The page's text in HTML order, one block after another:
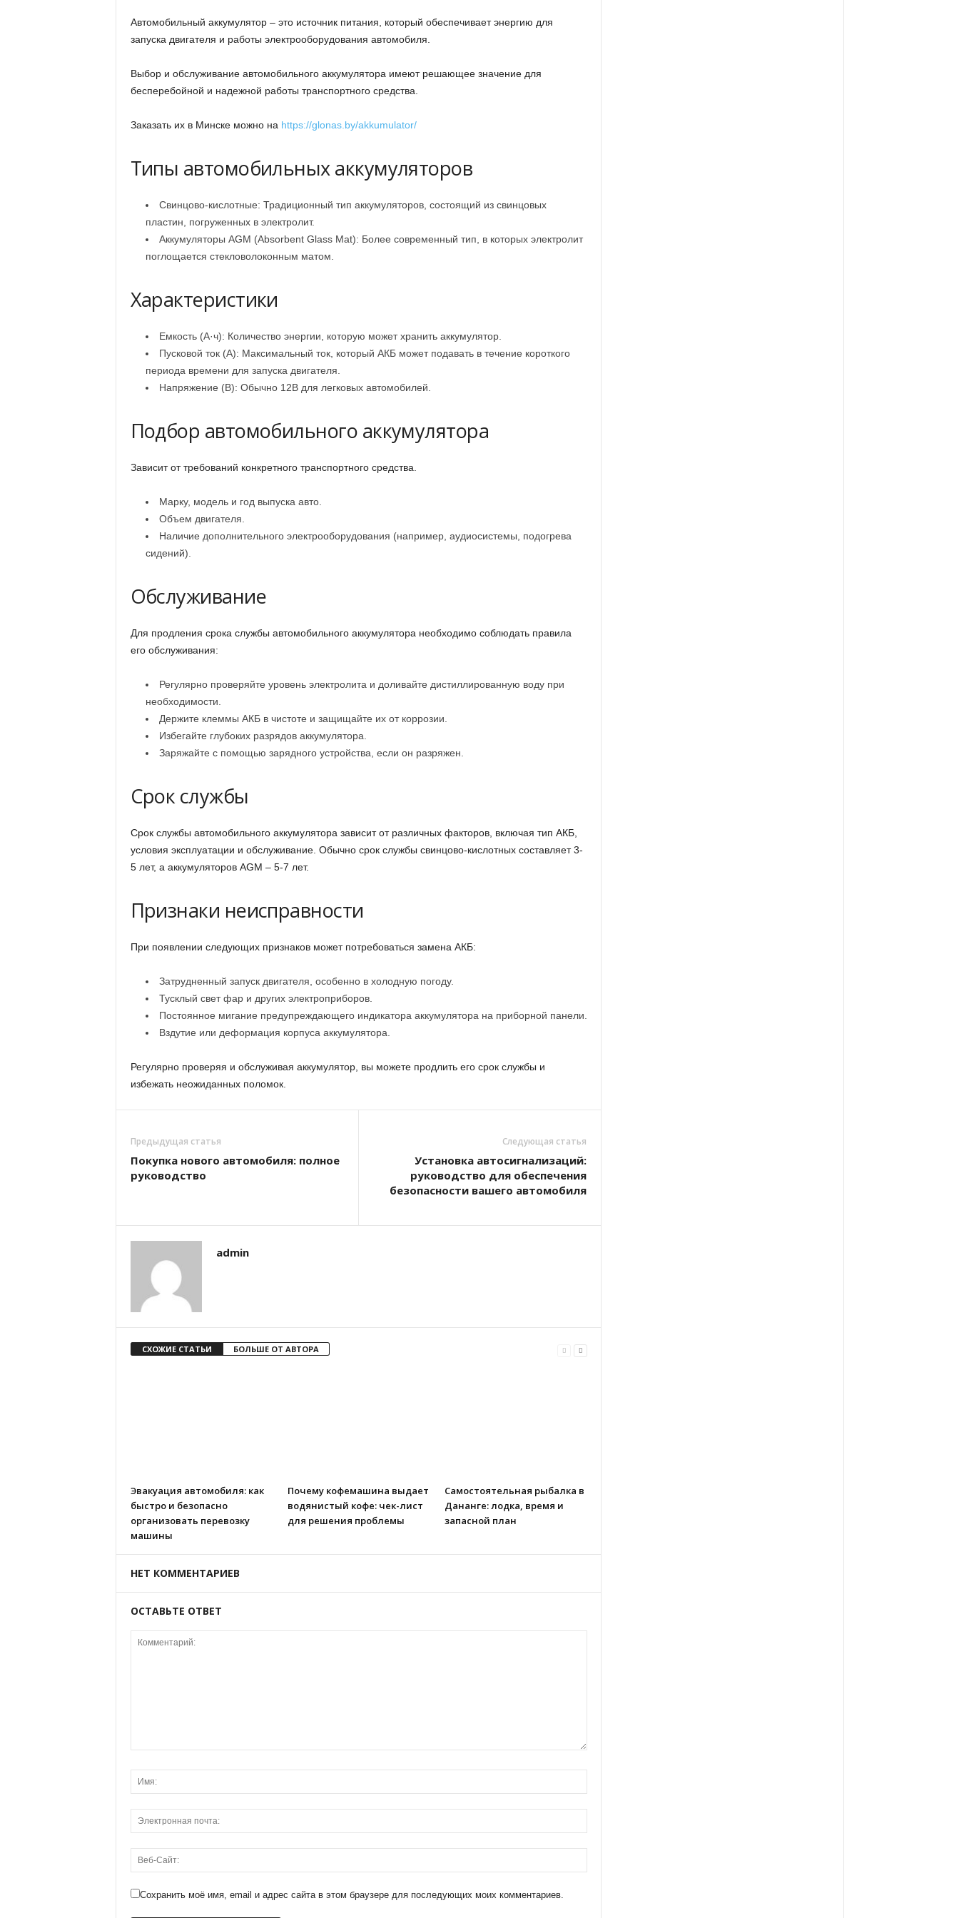
Автомобильный аккумулятор – это источник питания, который обеспечивает энергию для
запуска двигателя и работы электрооборудования автомобиля.
Выбор и обслуживание автомобильного аккумулятора имеют решающее значение для
бесперебойной и надежной работы транспортного средства.
Заказать их в Минске можно на https://glonas.by/akkumulator/
Типы автомобильных аккумуляторов
Свинцово-кислотные: Традиционный тип аккумуляторов, состоящий из свинцовых
пластин, погруженных в электролит.
Аккумуляторы AGM (Absorbent Glass Mat): Более современный тип, в которых электролит
поглощается стекловолоконным матом.
Характеристики
Емкость (А·ч): Количество энергии, которую может хранить аккумулятор.
Пусковой ток (А): Максимальный ток, который АКБ может подавать в течение короткого
периода времени для запуска двигателя.
Напряжение (В): Обычно 12В для легковых автомобилей.
Подбор автомобильного аккумулятора
Зависит от требований конкретного транспортного средства.
Марку, модель и год выпуска авто.
Объем двигателя.
Наличие дополнительного электрооборудования (например, аудиосистемы, подогрева
сидений).
Обслуживание
Для продления срока службы автомобильного аккумулятора необходимо соблюдать правила
его обслуживания:
Регулярно проверяйте уровень электролита и доливайте дистиллированную воду при
необходимости.
Держите клеммы АКБ в чистоте и защищайте их от коррозии.
Избегайте глубоких разрядов аккумулятора.
Заряжайте с помощью зарядного устройства, если он разряжен.
Срок службы
Срок службы автомобильного аккумулятора зависит от различных факторов, включая тип АКБ,
условия эксплуатации и обслуживание. Обычно срок службы свинцово-кислотных составляет 3-
5 лет, а аккумуляторов AGM – 5-7 лет.
Признаки неисправности
При появлении следующих признаков может потребоваться замена АКБ:
Затрудненный запуск двигателя, особенно в холодную погоду.
Тусклый свет фар и других электроприборов.
Постоянное мигание предупреждающего индикатора аккумулятора на приборной панели.
Вздутие или деформация корпуса аккумулятора.
Регулярно проверяя и обслуживая аккумулятор, вы можете продлить его срок службы и
избежать неожиданных поломок.
Предыдущая статья
Покупка нового автомобиля: полное
руководство
Следующая статья
Установка автосигнализаций:
руководство для обеспечения
безопасности вашего автомобиля
admin
СХОЖИЕ СТАТЬИ БОЛЬШЕ ОТ АВТОРА
Эвакуация автомобиля: как
быстро и безопасно
организовать перевозку
машины
Почему кофемашина выдает
водянистый кофе: чек-лист
для решения проблемы
Самостоятельная рыбалка в
Дананге: лодка, время и
запасной план
НЕТ КОММЕНТАРИЕВ
ОСТАВЬТЕ ОТВЕТ
Сохранить моё имя, email и адрес сайта в этом браузере для последующих моих комментариев.